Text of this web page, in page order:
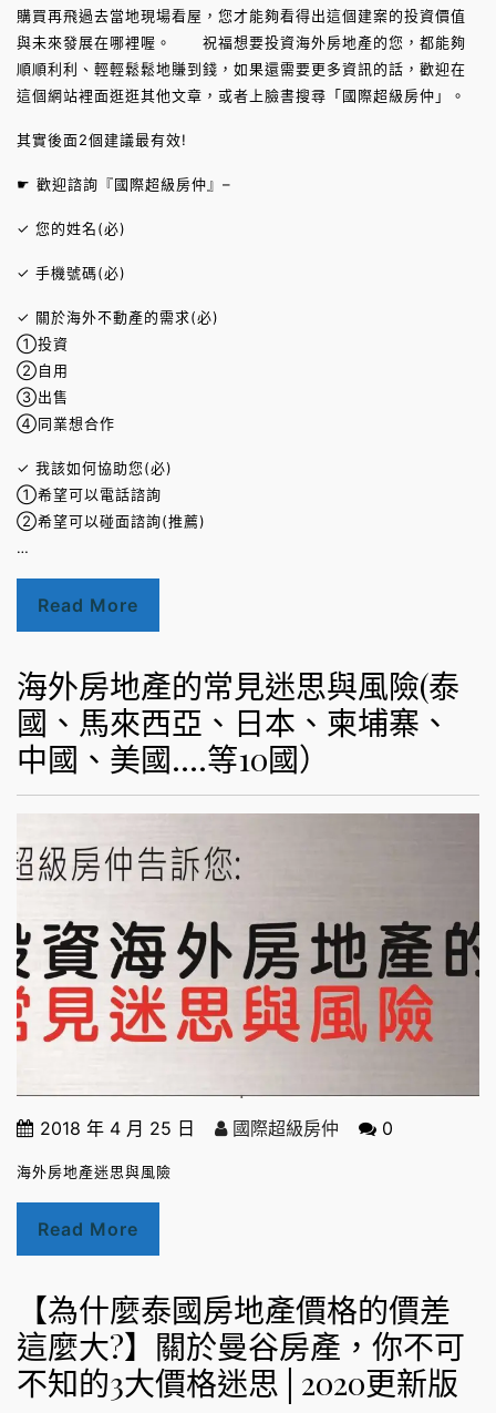
購買再飛過去當地現場看屋，您才能夠看得出這個建案的投資價值
與未來發展在哪裡喔。 祝福想要投資海外房地產的您，都能夠
順順利利、輕輕鬆鬆地賺到錢，如果還需要更多資訊的話，歡迎在
這個網站裡面逛逛其他文章，或者上臉書搜尋「國際超級房仲」。
其實後面2個建議最有效!
☛ 歡迎諮詢『國際超級房仲』–
✓ 您的姓名(必)
✓ 手機號碼(必)
✓ 關於海外不動產的需求(必)
①投資
②自用
③出售
④同業想合作
✓ 我該如何協助您(必)
①希望可以電話諮詢
②希望可以碰面諮詢(推薦)
…
Read More
海外房地產的常見迷思與風險(泰
國、馬來西亞、日本、柬埔寨、
中國、美國….等10國）
2018 年 4 月 25 日 國際超級房仲 0
海外房地產迷思與風險
Read More
【為什麼泰國房地產價格的價差
這麼大?】關於曼谷房產，你不可
不知的3大價格迷思│2020更新版